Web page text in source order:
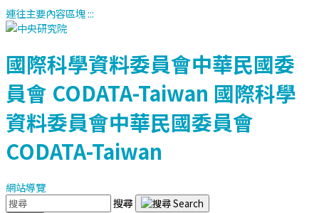
連往主要內容區塊:::
國際科學資料委員會中華民國委
員會 CODATA-Taiwan 國際科學
資料委員會中華民國委員會
CODATA-Taiwan
網站導覽
搜尋